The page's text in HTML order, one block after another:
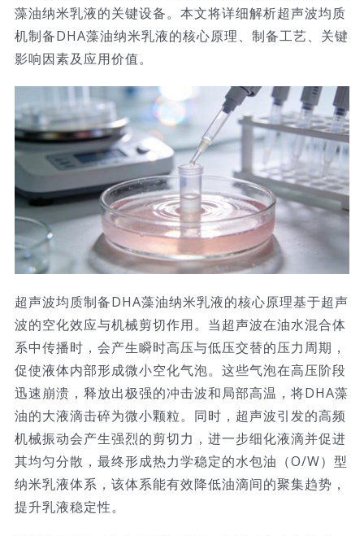
藻油纳米乳液的关键设备。本文将详细解析超声波均质
机制备DHA藻油纳米乳液的核心原理、制备工艺、关键
影响因素及应用价值。
超声波均质制备DHA藻油纳米乳液的核心原理基于超声
波的空化效应与机械剪切作用。当超声波在油水混合体
系中传播时，会产生瞬时高压与低压交替的压力周期，
促使液体内部形成微小空化气泡。这些气泡在高压阶段
迅速崩溃，释放出极强的冲击波和局部高温，将DHA藻
油的大液滴击碎为微小颗粒。同时，超声波引发的高频
机械振动会产生强烈的剪切力，进一步细化液滴并促进
其均匀分散，最终形成热力学稳定的水包油（O/W）型
纳米乳液体系，该体系能有效降低油滴间的聚集趋势，
提升乳液稳定性。